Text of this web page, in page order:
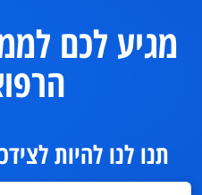
מגיע לכם
תנו לנו להיות